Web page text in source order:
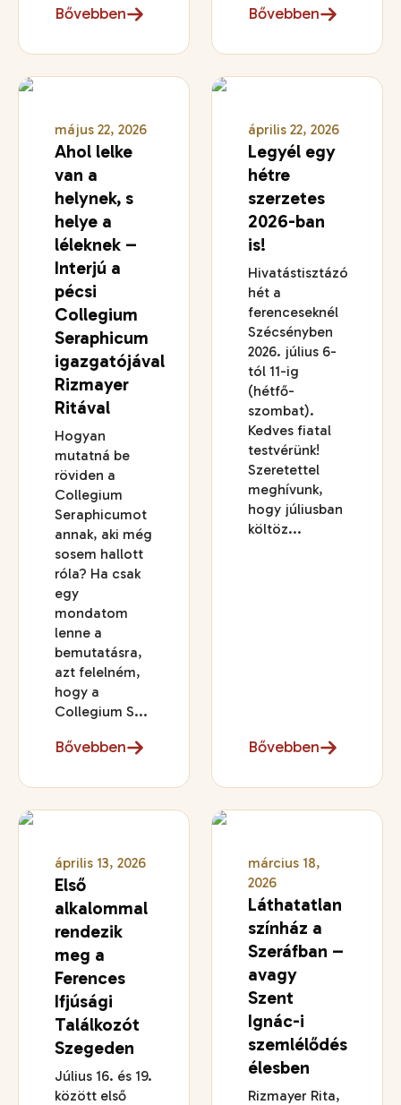
Bővebben Bővebben
május 22, 2026
Ahol lelke
van a
helynek, s
helye a
léleknek –
Interjú a
pécsi
Collegium
Seraphicum
igazgatójával
Rizmayer
Ritával
Hogyan
mutatná be
röviden a
Collegium
Seraphicumot
annak, aki még
sosem hallott
róla? Ha csak
egy
mondatom
lenne a
bemutatásra,
azt felelném,
hogy a
Collegium S...
Bővebben
április 22, 2026
Legyél egy
hétre
szerzetes
2026-ban
is!
Hivatástisztázó
hét a
ferenceseknél
Szécsényben
2026. július 6-
tól 11-ig
(hétfő-
szombat).
Kedves fiatal
testvérünk!
Szeretettel
meghívunk,
hogy júliusban
költöz...
Bővebben
április 13, 2026
Első
alkalommal
rendezik
meg a
Ferences
Ifjúsági
Találkozót
Szegeden
Július 16. és 19.
között első
március 18,
2026
Láthatatlan
színház a
Szeráfban –
avagy
Szent
Ignác-i
szemlélődés
élesben
Rizmayer Rita,